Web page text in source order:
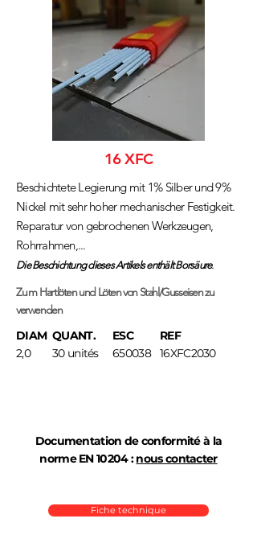
16 XFC
Beschichtete Legierung mit 1% Silber und 9%
Nickel mit sehr hoher mechanischer Festigkeit.
Reparatur von gebrochenen Werkzeugen,
Rohrrahmen,...
Die Beschichtung dieses Artikels enthält Borsäure.
ZumHartlöten und Löten von Stahl/Gusseisen zu
verwenden
DIAM
2,0
QUANT.
30 unités
ESC
650038
REF
16XFC2030
Documentation de conformité à la
norme EN 10204 :nous contacter
Fiche technique